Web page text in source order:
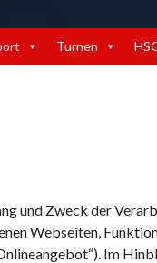
Turnen
und Zweck der
Webseiten,
Im